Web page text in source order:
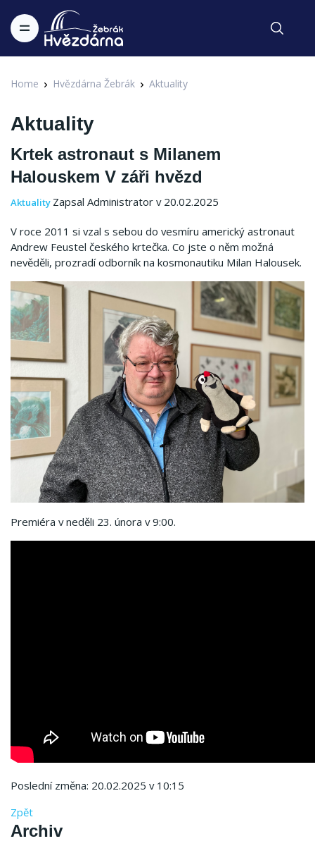
Home Hvězdárna Žebrák Aktuality
Aktuality
Krtek astronaut s Milanem
Halouskem V záři hvězd
Aktuality Zapsal Administrator v 20.02.2025
V roce 2011 si vzal s sebou do vesmíru americký astronaut
Andrew Feustel českého krtečka. Co jste o něm možná
nevěděli, prozradí odborník na kosmonautiku Milan Halousek.
Premiéra v neděli 23. února v 9:00.
Poslední změna: 20.02.2025 v 10:15
Zpět
Archiv